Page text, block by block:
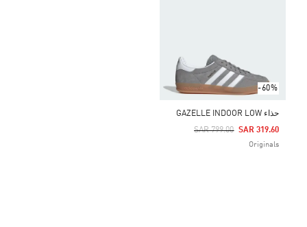
-60%
حذاء GAZELLE INDOOR LOW
Price Reduced From
SAR 799.00
To SAR 319.60
Originals